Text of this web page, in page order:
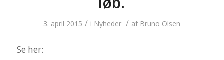
3. april 2015 / i Nyheder / af Bruno Olsen
Se her: